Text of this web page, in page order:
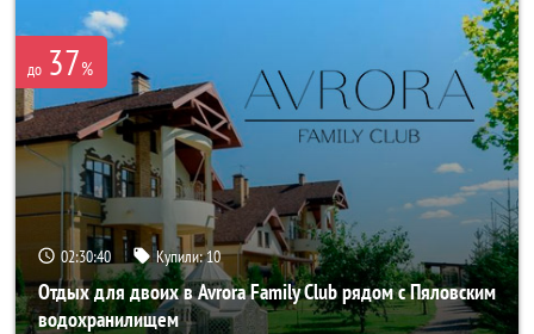
до 37%
02:30:38 Купили:10
Отдых для двоих в Avrora Family Club рядом с Пяловским
водохранилищем